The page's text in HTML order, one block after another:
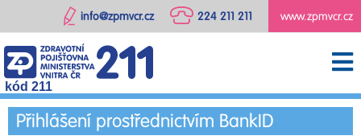
www.zpmvcr.cz
224 211 211
info@zpmvcr.cz
kód 211
Přihlášení prostřednictvím BankID